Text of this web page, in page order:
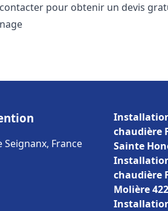
pour obtenir un devis
France
chaudière
Sainte
chaudière
Molière